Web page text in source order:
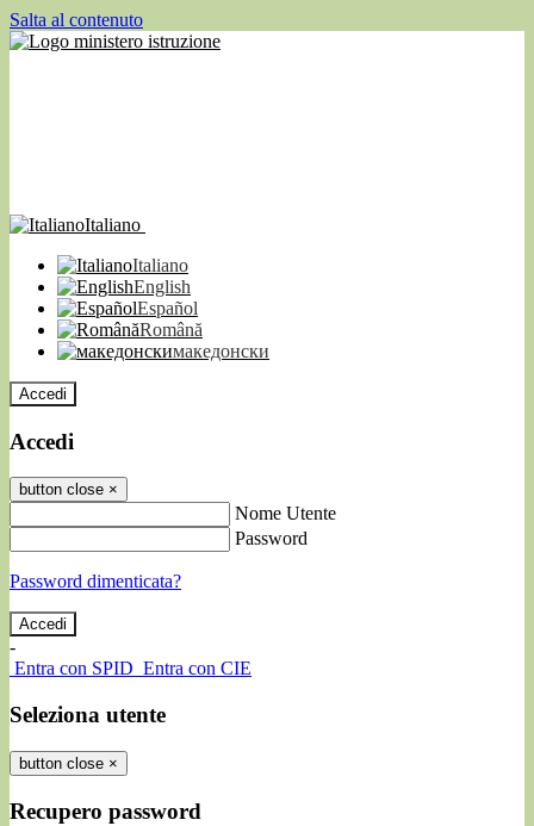
Salta al contenuto
Italiano
Italiano
English
Español
Română
македонски
Accedi
Accedi
button close ×
Nome Utente
Password
Password dimenticata?
-
Entra con SPID Entra con CIE
Seleziona utente
button close ×
Recupero password